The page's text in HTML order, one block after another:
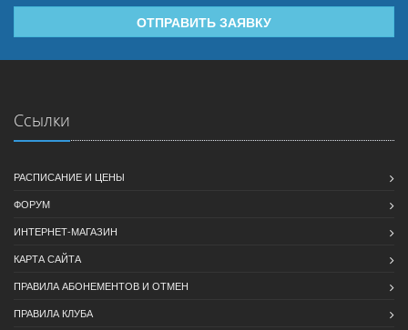
ОТПРАВИТЬ ЗАЯВКУ
Ссылки
РАСПИСАНИЕ И ЦЕНЫ
ФОРУМ
ИНТЕРНЕТ-МАГАЗИН
КАРТА САЙТА
ПРАВИЛА АБОНЕМЕНТОВ И ОТМЕН
ПРАВИЛА КЛУБА